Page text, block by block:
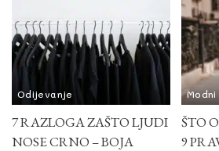
Odijevanje
7 RAZLOGA ZAŠTO LJUDI
NOSE CRNO – BOJA
ŠTO
9